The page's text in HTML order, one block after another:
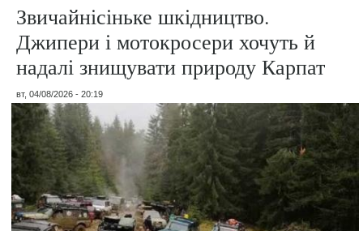
Звичайнісіньке шкідництво.
Джипери і мотокросери хочуть й
надалі знищувати природу Карпат
вт, 04/08/2026 - 20:19